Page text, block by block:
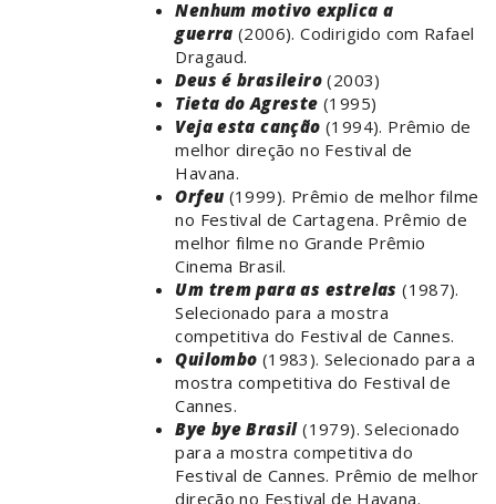
Nenhum motivo explica a
guerra (2006). Codirigido com Rafael
Dragaud.
Deus é brasileiro (2003)
Tieta do Agreste (1995)
Veja esta canção (1994). Prêmio de
melhor direção no Festival de
Havana.
Orfeu (1999). Prêmio de melhor filme
no Festival de Cartagena. Prêmio de
melhor filme no Grande Prêmio
Cinema Brasil.
Um trem para as estrelas (1987).
Selecionado para a mostra
competitiva do Festival de Cannes.
Quilombo (1983). Selecionado para a
mostra competitiva do Festival de
Cannes.
Bye bye Brasil(1979). Selecionado
para a mostra competitiva do
Festival de Cannes. Prêmio de melhor
direção no Festival de Havana.